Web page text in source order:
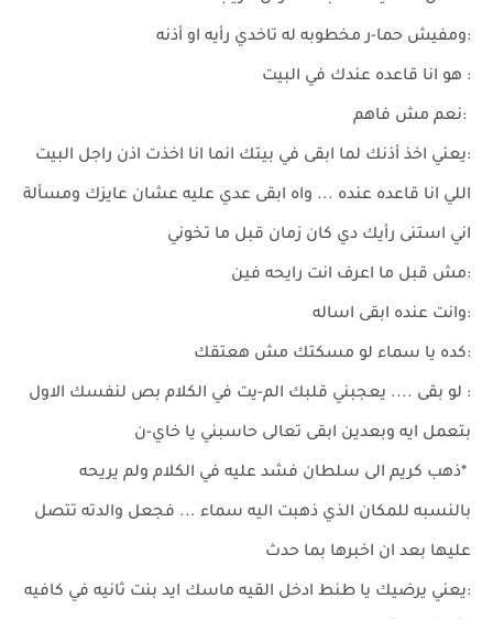
:ومفيش حما-ر مخطوبه له تاخدي رأيه او أذنه
: هو انا قاعده عندك في البيت
:نعم مش فاهم
:يعني اخذ أذنك لما ابقى في بيتك انما انا اخذت اذن راجل البيت
اللي انا قاعده عنده ... واه ابقى عدي عليه عشان عايزك ومسألة
اني استنى رأيك دي كان زمان قبل ما تخوني
:مش قبل ما اعرف انت رايحه فين
:وانت عنده ابقى اساله
:كده يا سماء لو مسكتك مش هعتقك
: لو بقى .... يعجبني قلبك الم-يت في الكلام بص لنفسك الاول
بتعمل ايه وبعدين ابقى تعالى حاسبني يا خاي-ن
*ذهب كريم الى سلطان فشد عليه في الكلام ولم يريحه
بالنسبه للمكان الذي ذهبت اليه سماء ... فجعل والدته تتصل
عليها بعد ان اخبرها بما حدث
:يعني يرضيك يا طنط ادخل القيه ماسك ايد بنت ثانيه في كافيه